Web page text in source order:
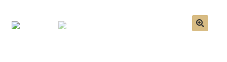
Boutique